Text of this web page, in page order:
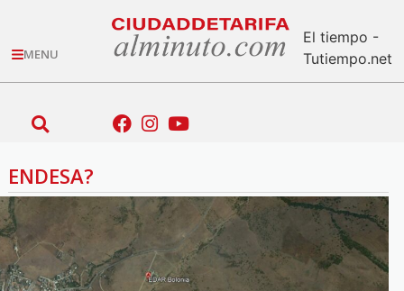
MENU
El tiempo -
Tutiempo.net
ENDESA?